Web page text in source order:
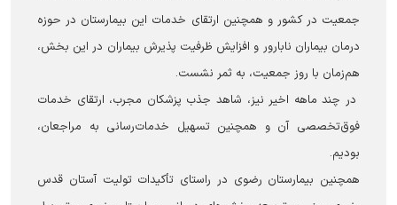
جمعیت در کشور و همچنین ارتقای خدمات این بیمارستان در حوزه
درمان بیماران نابارور و افزایش ظرفیت پذیرش بیماران در این بخش،
هم‌زمان با روز جمعیت، به ثمر نشست.
در چند ماهه اخیر نیز، شاهد جذب پزشکان مجرب، ارتقای خدمات
فوق‌تخصصی آن و همچنین تسهیل خدمات‌رسانی به مراجعان،
بودیم.
همچنین بیمارستان رضوی در راستای تأکیدات تولیت آستان قدس